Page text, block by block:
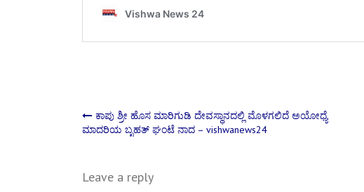
Post
ಕಾಪು ಶ್ರೀ ಹೊಸ ಮಾರಿಗುಡಿ ದೇವಸ್ಥಾನದಲ್ಲಿ ಮೊಳಗಲಿದೆ ಅಯೋಧ್ಯೆ
ಮಾದರಿಯ ಬೃಹತ್‌ ಘಂಟೆ ನಾದ – vishwanews24
Leave a reply